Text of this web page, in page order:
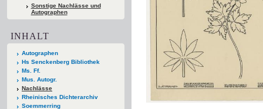
Sonstige Nachlässe und
Autographen
INHALT
Autographen
Hs Senckenberg Bibliothek
Ms. Ff.
Mus. Autogr.
Nachlässe
Rheinisches Dichterarchiv
Soemmerring